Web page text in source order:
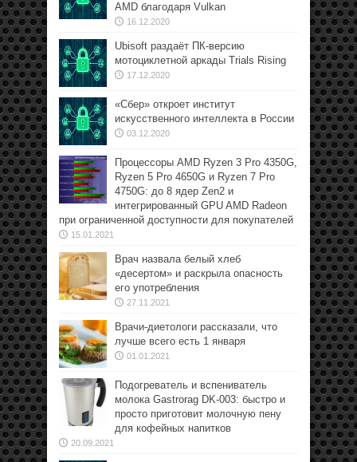
AMD благодаря Vulkan
16.12.2020
Ubisoft раздаёт ПК-версию
мотоциклетной аркады Trials Rising
17.12.2020
«Сбер» откроет институт
искусственного интеллекта в России
03.12.2020
Процессоры AMD Ryzen 3 Pro 4350G,
Ryzen 5 Pro 4650G и Ryzen 7 Pro
4750G: до 8 ядер Zen2 и
интегрированный GPU AMD Radeon
при ограниченной доступности для покупателей
15.01.2021
Врач назвала белый хлеб
«десертом» и раскрыла опасность
его употребления
27.11.2021
Врачи-диетологи рассказали, что
лучше всего есть 1 января
01.01.2021
Подогреватель и вспениватель
молока Gastrorag DK-003: быстро и
просто приготовит молочную пену
для кофейных напитков
20.09.2021